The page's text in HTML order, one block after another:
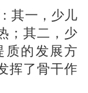
其一，少儿
；其二，少
质的发展方
挥了骨干作